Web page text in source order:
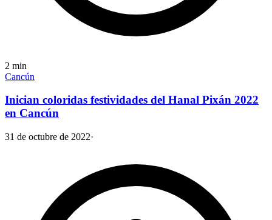
2 min
Cancún
Inician coloridas festividades del Hanal Pixán 2022
en Cancún
31 de octubre de 2022·